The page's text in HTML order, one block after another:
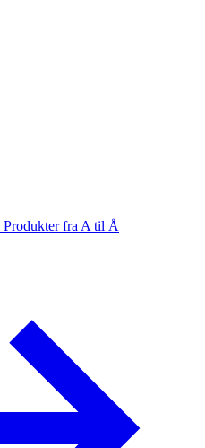
Produkter fra A til Å